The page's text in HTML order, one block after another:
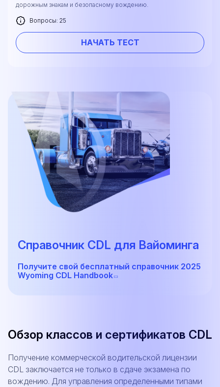
дорожным знакам и безопасному вождению.
Вопросы: 25
НАЧАТЬ ТЕСТ
Справочник CDL для Вайоминга
Получите свой бесплатный справочник 2025
Wyoming CDL Handbook
Обзор классов и сертификатов CDL
Получение коммерческой водительской лицензии
CDL заключается не только в сдаче экзамена по
вождению. Для управления определенными типами